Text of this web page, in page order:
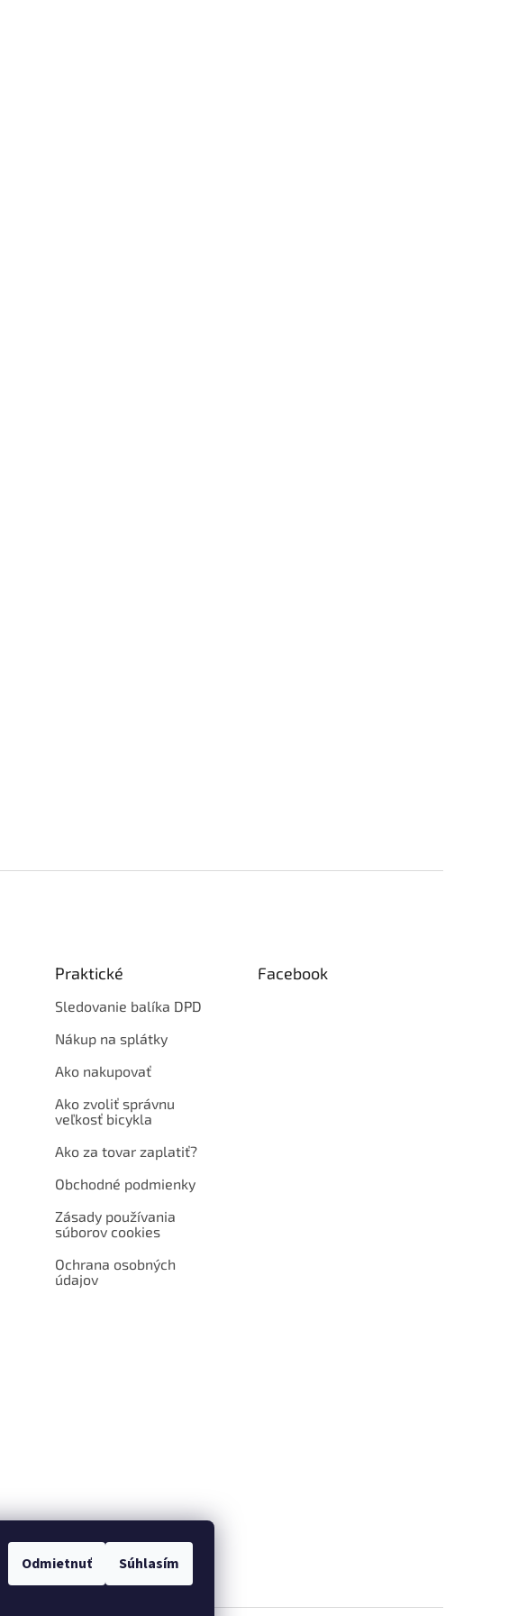
Odmietnuť Súhlasím
Praktické
Sledovanie balíka DPD
Nákup na splátky
Ako nakupovať
Ako zvoliť správnu
veľkosť bicykla
Ako za tovar zaplatiť?
Obchodné podmienky
Zásady používania
súborov cookies
Ochrana osobných
údajov
Facebook